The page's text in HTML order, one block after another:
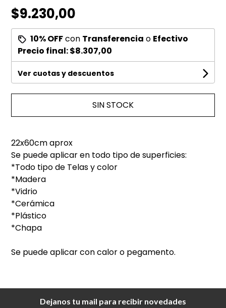
$9.230,00
10% OFFcon Transferencia o Efectivo
Precio final:$8.307,00
Ver cuotas y descuentos
SIN STOCK
22x60cm aprox
Se puede aplicar en todo tipo de superficies:
*Todo tipo de Telas y color
*Madera
*Vidrio
*Cerámica
*Plástico
*Chapa
Se puede aplicar con calor o pegamento.
Dejanos tu mail para recibir novedades